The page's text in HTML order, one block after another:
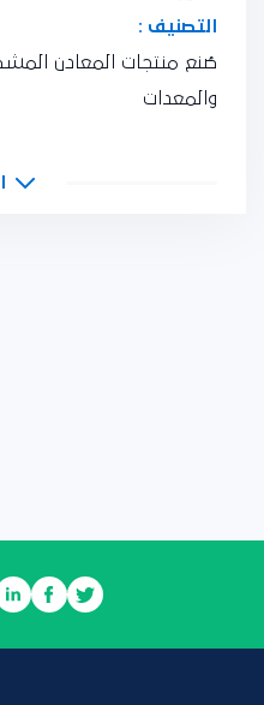
التصنيف :
صُنع منتجات المعادن
والمعدات